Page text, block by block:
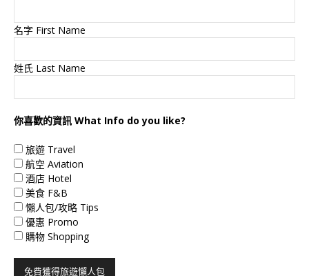
名字 First Name
姓氏 Last Name
你喜歡的資訊 What Info do you like?
旅遊 Travel
航空 Aviation
酒店 Hotel
美食 F&B
懶人包/攻略 Tips
優惠 Promo
購物 Shopping